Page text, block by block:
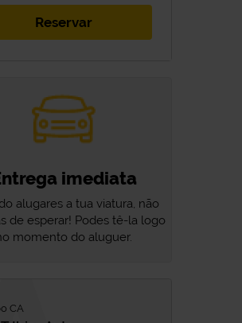
Reservar
imediata
alugares a tua viatura, não
de esperar! Podes tê-la logo
momento do aluguer.
CA